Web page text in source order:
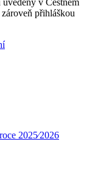
přihláškou
2025⁄2026